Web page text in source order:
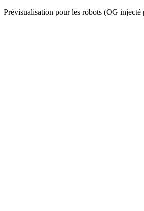
Prévisualisation pour les robots (OG